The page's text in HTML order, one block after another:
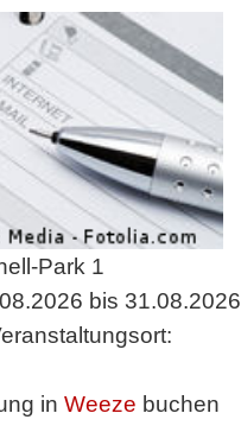
Park 1
bis 31.08.2026
in Weeze buchen